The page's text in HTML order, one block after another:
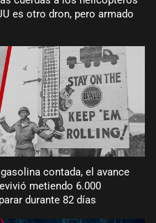
es otro dron, pero armado
contada, el avance
metiendo 6.000
durante 82 días